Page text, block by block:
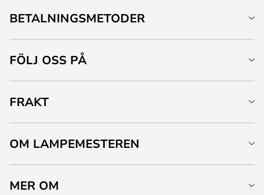
BETALNINGSMETODER
FÖLJ OSS PÅ
FRAKT
OM LAMPEMESTEREN
MER OM